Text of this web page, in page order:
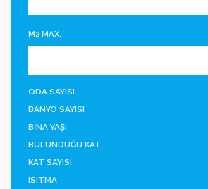
M2 MAX.
ODA SAYISI
BANYO SAYISI
BİNA YAŞI
BULUNDUĞU KAT
KAT SAYISI
ISITMA